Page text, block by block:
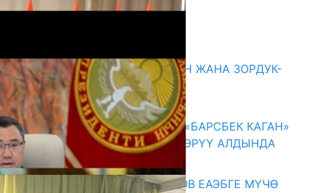
Комментарийлер
ГЕНДЕРДИК БАСМЫРЛООДОН ЖАНА ЗОРДУК-
ЗОМБУЛУКТАН КОРГОО
07.08.2026
КЫРГЫЗ ТАРЫХЫ ТАСМАДА: «БАРСБЕК КАГАН»
КӨРКӨМ ТАСМАСЫ ЖАРЫК КӨРҮҮ АЛДЫНДА
07.08.2026
ПРЕЗИДЕНТ САДЫР ЖАПАРОВ ЕАЭБГЕ МҮЧӨ